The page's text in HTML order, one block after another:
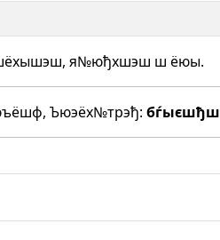
я№юђхшэш ш ёюы.
Ъюэёх№трэђ: бѓыєшђш